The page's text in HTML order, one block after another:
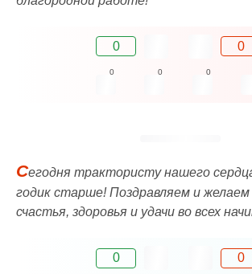
0 0
0 0 0
Сегодня трактористу нашего
годик старше! Поздравляем и
счастья, здоровья и удачи во всех
0 0